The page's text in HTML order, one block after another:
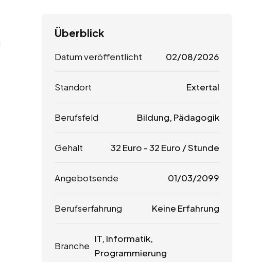
Überblick
Datum veröffentlicht 02/08/2026
Standort Extertal
Berufsfeld Bildung, Pädagogik
Gehalt 32 Euro -32 Euro / Stunde
Angebotsende 01/03/2099
Berufserfahrung Keine Erfahrung
Branche
IT, Informatik,
Programmierung